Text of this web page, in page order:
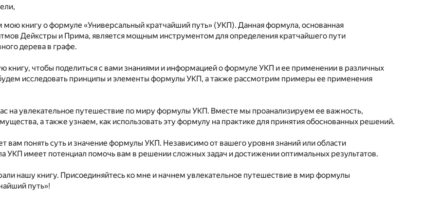
мою книгу о формуле «Универсальный кратчайший путь» (УКП). Данная формула, основанная
Дейкстры и Прима, является мощным инструментом для определения кратчайшего пути
дерева в графе.
книгу, чтобы поделиться с вами знаниями и информацией о формуле УКП и ее применении в различных
исследовать принципы и элементы формулы УКП, а также рассмотрим примеры ее применения
на увлекательное путешествие по миру формулы УКП. Вместе мы проанализируем ее важность,
а также узнаем, как использовать эту формулу на практике для принятия обоснованных решений.
вам понять суть и значение формулы УКП. Независимо от вашего уровня знаний или области
УКП имеет потенциал помочь вам в решении сложных задач и достижении оптимальных результатов.
нашу книгу. Присоединяйтесь ко мне и начнем увлекательное путешествие в мир формулы
путь»!